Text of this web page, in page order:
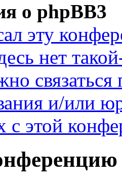
о phpBB3
эту
нет
связаться
и/или
с этой